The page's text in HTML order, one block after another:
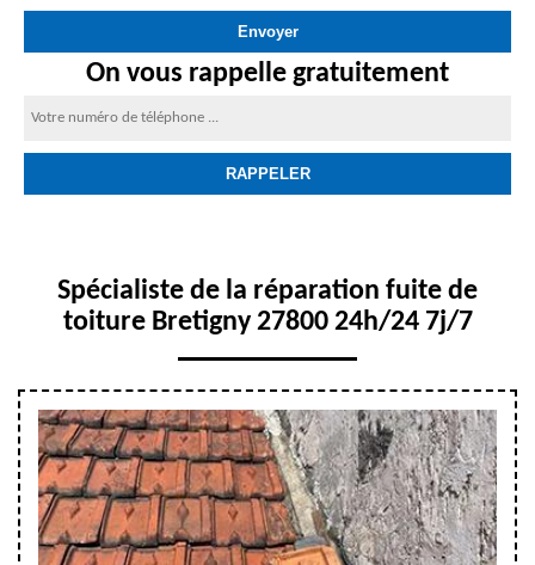
On vous rappelle gratuitement
Spécialiste de la réparation fuite de
toiture Bretigny 27800 24h/24 7j/7